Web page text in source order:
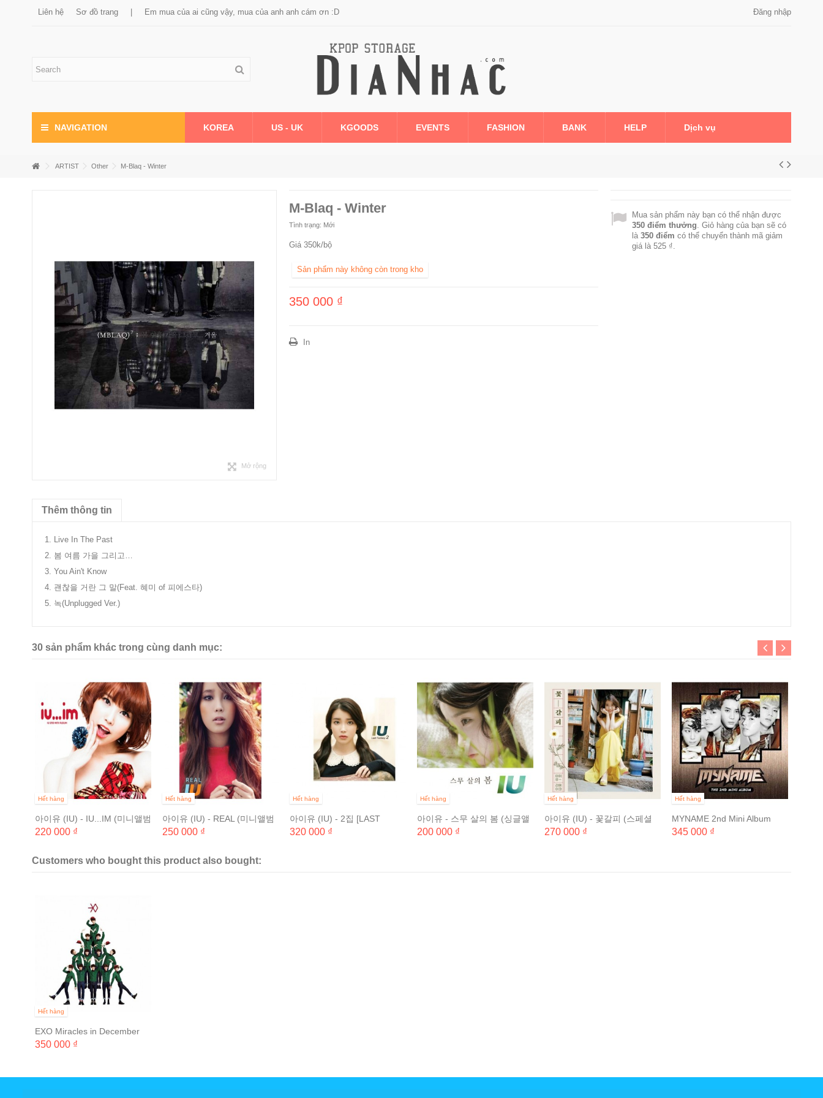
Liên hệ Sơ đồ trang Em mua của ai cũng vậy, mua của anh anh cám ơn :D Đăng nhập
NAVIGATION KOREA US - UK KGOODS EVENTS FASHION BANK HELP Dịch vụ
ARTIST Other M-Blaq - Winter
Mở rộng
M-Blaq - Winter
Tình trạng: Mới
Giá 350k/bộ
Sản phẩm này không còn trong kho
350 000 ₫
In
Mua sản phẩm này bạn có thể nhận được
350điểm thưởng. Giỏ hàng của bạn sẽ có
là 350điểm có thể chuyển thành mã giảm
giá là 525 ₫.
Thêm thông tin
1. Live In The Past
2. 봄 여름 가을 그리고…
3. You Ain't Know
4. 괜찮을 거란 그 말(Feat. 혜미 of 피에스타)
5. 녹(Unplugged Ver.)
30 sản phẩm khác trong cùng danh mục:
Hết hàng
아이유 (IU) - IU...IM (미니앨범
2집)
220 000 ₫
Hết hàng
아이유 (IU) - REAL (미니앨범
3집)
250 000 ₫
Hết hàng
아이유 (IU) - 2집 [LAST
FANTASY] (일반반)
320 000 ₫
Hết hàng
아이유 - 스무 살의 봄 (싱글앨
범)
200 000 ₫
Hết hàng
아이유 (IU) - 꽃갈피 (스페셜
리메이크 미니앨범)
270 000 ₫
Hết hàng
MYNAME 2nd Mini Album
345 000 ₫
Customers who bought this product also bought:
Hết hàng
EXO Miracles in December
350 000 ₫